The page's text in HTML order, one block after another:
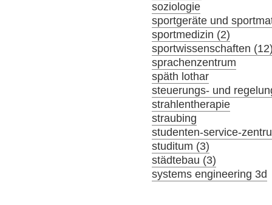
soziologie
sportgeräte und
sportmedizin (2)
sportwissenschaften
sprachenzentrum
späth lothar
steuerungs- und
strahlentherapie
straubing
studenten-service-
studitum (3)
städtebau (3)
systems engineering 3d